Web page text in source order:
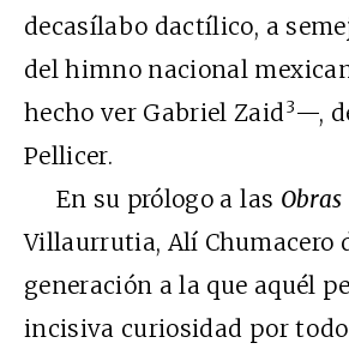
decasílabo dactílico, a
del himno nacional
hecho ver Gabriel Zaid3—,
Pellicer.
En su prólogo a las Obras
Villaurrutia, Alí Chumacero
generación a la que aquél
incisiva curiosidad por todo